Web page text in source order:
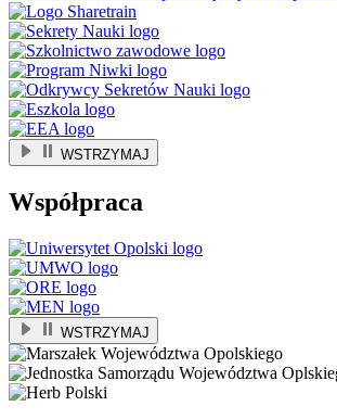
WSTRZYMAJ
Współpraca
WSTRZYMAJ